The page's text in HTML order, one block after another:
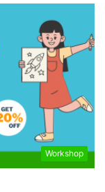
Workshop